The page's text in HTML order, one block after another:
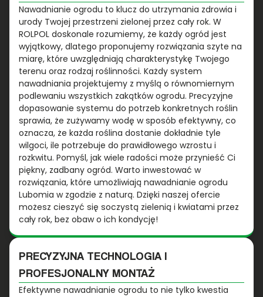
Nawadnianie ogrodu to klucz do utrzymania zdrowia i
urody Twojej przestrzeni zielonej przez cały rok. W
ROLPOL doskonale rozumiemy, że każdy ogród jest
wyjątkowy, dlatego proponujemy rozwiązania szyte na
miarę, które uwzględniają charakterystykę Twojego
terenu oraz rodzaj roślinności. Każdy system
nawadniania projektujemy z myślą o równomiernym
podlewaniu wszystkich zakątków ogrodu. Precyzyjne
dopasowanie systemu do potrzeb konkretnych roślin
sprawia, że zużywamy wodę w sposób efektywny, co
oznacza, że każda roślina dostanie dokładnie tyle
wilgoci, ile potrzebuje do prawidłowego wzrostu i
rozkwitu. Pomyśl, jak wiele radości może przynieść Ci
piękny, zadbany ogród. Warto inwestować w
rozwiązania, które umożliwiają nawadnianie ogrodu
Lubomia w zgodzie z naturą. Dzięki naszej ofercie
możesz cieszyć się soczystą zielenią i kwiatami przez
cały rok, bez obaw o ich kondycję!
PRECYZYJNA TECHNOLOGIA I
PROFESJONALNY MONTAŻ
Efektywne nawadnianie ogrodu to nie tylko kwestia